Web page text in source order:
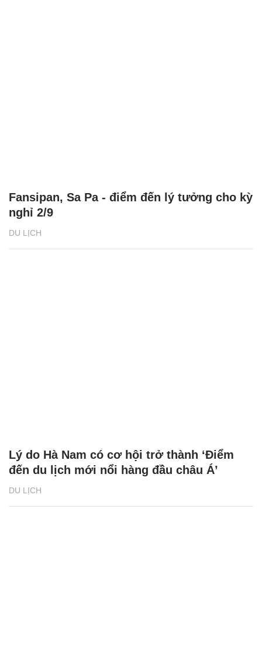
DU LỊCH
Fansipan, Sa Pa - điểm đến lý tưởng cho kỳ
nghỉ 2/9
DU LỊCH
Lý do Hà Nam có cơ hội trở thành ‘Điểm
đến du lịch mới nổi hàng đầu châu Á’